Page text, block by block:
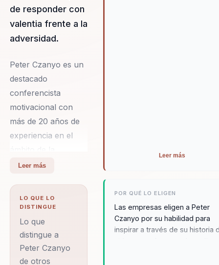
de responder con
valentia frente a la
adversidad.
Peter Czanyo es un
destacado
conferencista
motivacional con
más de 20 años de
experiencia en el
superación personal
historia de vida es
un testimonio de
valentía y
determinación,
habiendo superado
un diagnóstico de
Leer más
LO QUE LO
DISTINGUE
Lo que
distingue a
Peter Czanyo
de otros
Leer más
POR QUÉ LO ELIGEN
Las empresas eligen a Peter
Czanyo por su habilidad para
inspirar a través de su historia